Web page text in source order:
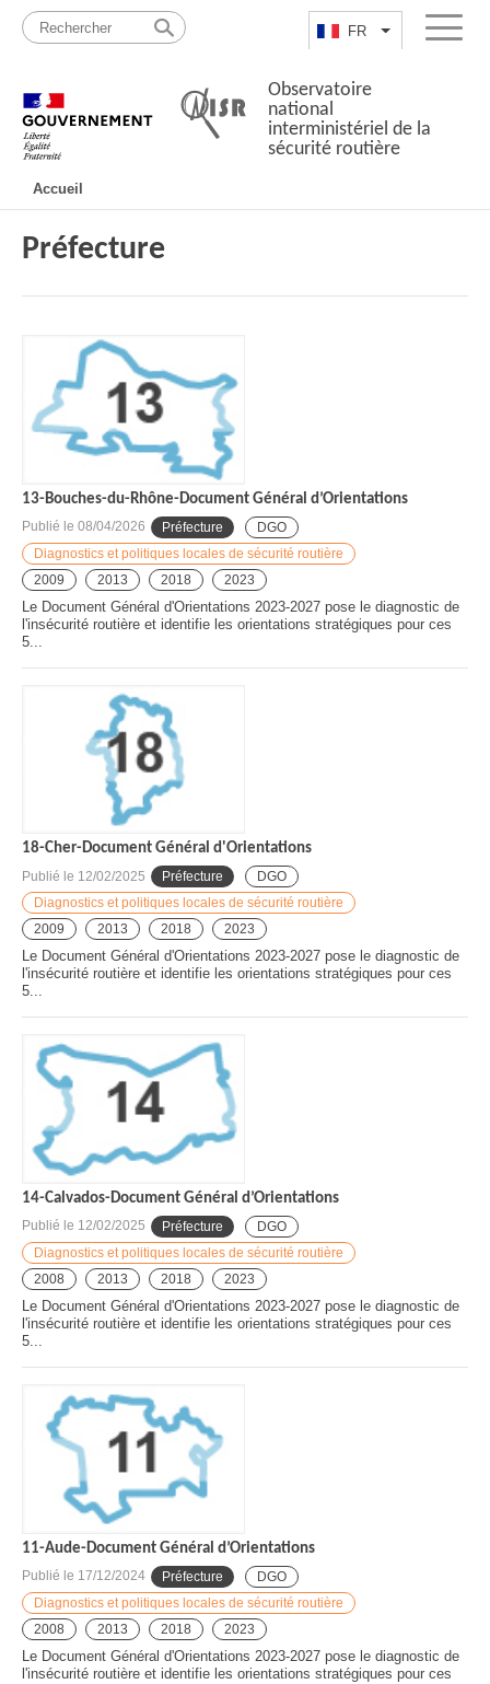
Passer
contenu
FR Lister lesMenu
Observatoire
national
interministériel de la
sécurité routière
principale
Accueil
Préfecture
13-Bouches-du-Rhône-Document Général d’Orientations
Publié le 08/04/2026 Préfecture
DGO
Diagnostics et politiques locales de sécurité routière
2009
2013 2018 2023
Le Document Général d'Orientations 2023-2027 pose le diagnostic de
l'insécurité routière et identifie les orientations stratégiques pour ces
5...
18-Cher-Document Général d'Orientations
Publié le 12/02/2025 Préfecture
DGO
Diagnostics et politiques locales de sécurité routière
2009
2013 2018 2023
Le Document Général d'Orientations 2023-2027 pose le diagnostic de
l'insécurité routière et identifie les orientations stratégiques pour ces
5...
14-Calvados-Document Général d’Orientations
Publié le 12/02/2025 Préfecture
DGO
Diagnostics et politiques locales de sécurité routière
2008
2013 2018 2023
Le Document Général d'Orientations 2023-2027 pose le diagnostic de
l'insécurité routière et identifie les orientations stratégiques pour ces
5...
11-Aude-Document Général d’Orientations
Publié le 17/12/2024 Préfecture
DGO
Diagnostics et politiques locales de sécurité routière
2008
2013 2018 2023
Le Document Général d'Orientations 2023-2027 pose le diagnostic de
l'insécurité routière et identifie les orientations stratégiques pour ces